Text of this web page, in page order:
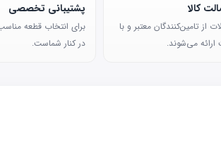
کالا
از تامین‌کنندگان معتبر و با
ارائه می‌شوند.
پشتیبانی تخصصی
برای انتخاب قطعه
در کنار شماست.